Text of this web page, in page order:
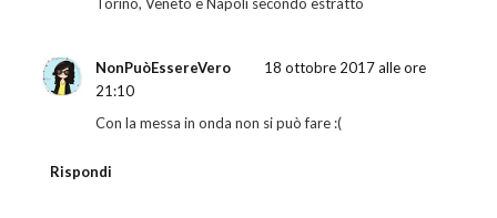
Torino, Veneto e Napoli secondo estratto
NonPuòEssereVero
18 ottobre 2017 alle ore
21:10
Con la messa in onda non si può fare :(
Rispondi